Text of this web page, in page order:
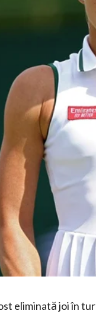
eliminată joi în